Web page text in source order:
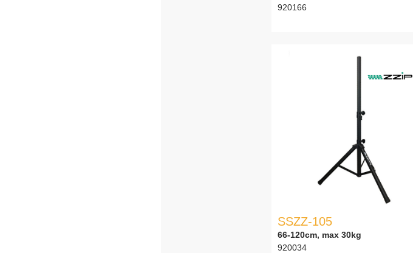
920166
SSZZ-105
66-120cm, max 30kg
920034